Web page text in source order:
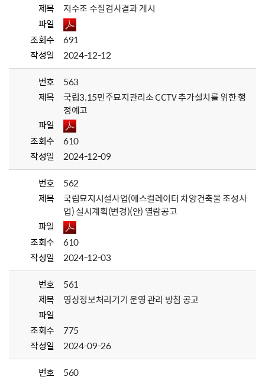
제목
저수조 수질검사결과 게시
파일
조회수
691
작성일
2024-12-12
번호
563
제목
국립3.15민주묘지관리소 CCTV 추가설치를 위한 행
정예고
파일
조회수
610
작성일
2024-12-09
번호
562
제목
국립묘지시설사업(에스컬레이터 차양건축물 조성사
업) 실시계획(변경)(안) 열람공고
파일
조회수
610
작성일
2024-12-03
번호
561
제목
영상정보처리기기 운영 관리 방침 공고
파일
조회수
775
작성일
2024-09-26
번호
560